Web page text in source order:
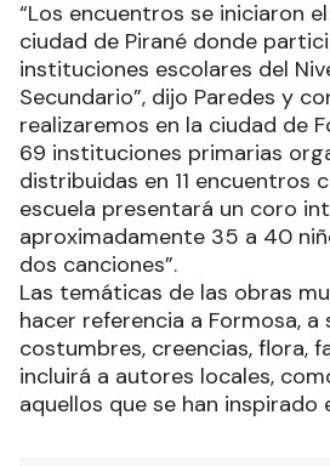
“Los encuentros se iniciaron
ciudad de Pirané donde
instituciones escolares del
Secundario”, dijo Paredes y
realizaremos en la ciudad de
69 instituciones primarias
distribuidas en 11 encuentros
escuela presentará un coro
aproximadamente 35 a 40
dos canciones”.
Las temáticas de las obras
hacer referencia a Formosa, a
costumbres, creencias, flora,
incluirá a autores locales,
aquellos que se han inspirado